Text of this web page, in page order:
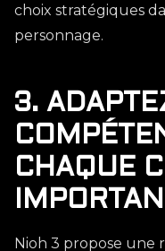
choix stratégiques
personnage.
3.
CHAQUE
Nioh 3 propose une